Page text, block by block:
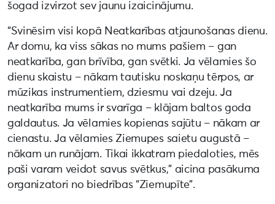
šogad izvirzot sev jaunu izaicinājumu.
“Svinēsim visi kopā Neatkarības atjaunošanas dienu.
Ar domu, ka viss sākas no mums pašiem – gan
neatkarība, gan brīvība, gan svētki. Ja vēlamies šo
dienu skaistu – nākam tautisku noskaņu tērpos, ar
mūzikas instrumentiem, dziesmu vai dzeju. Ja
neatkarība mums ir svarīga – klājam baltos goda
galdautus. Ja vēlamies kopienas sajūtu – nākam ar
cienastu. Ja vēlamies Ziemupes saietu augustā –
nākam un runājam. Tikai ikkatram piedaloties, mēs
paši varam veidot savus svētkus,” aicina pasākuma
organizatori no biedrības “Ziemupīte”.